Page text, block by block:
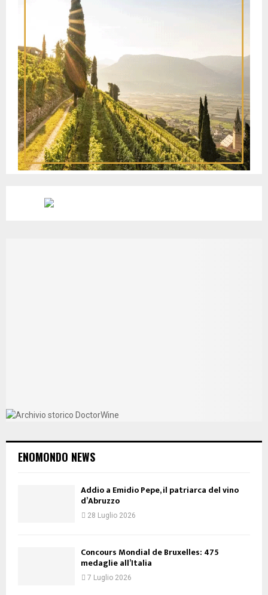
ENOMONDO NEWS
Addio a Emidio Pepe, il patriarca del vino
d’Abruzzo
28 Luglio 2026
Concours Mondial de Bruxelles: 475
medaglie all’Italia
7 Luglio 2026